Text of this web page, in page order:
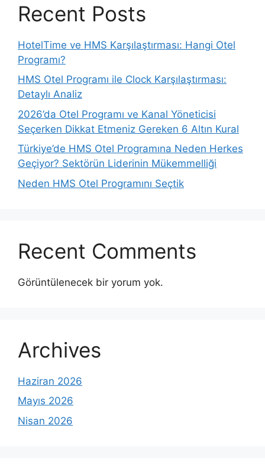
Recent Posts
HotelTime ve HMS Karşılaştırması: Hangi Otel
Programı?
HMS Otel Programı ile Clock Karşılaştırması:
Detaylı Analiz
2026’da Otel Programı ve Kanal Yöneticisi
Seçerken Dikkat Etmeniz Gereken 6 Altın Kural
Türkiye’de HMS Otel Programına Neden Herkes
Geçiyor? Sektörün Liderinin Mükemmelliği
Neden HMS Otel Programını Seçtik
Recent Comments
Görüntülenecek bir yorum yok.
Archives
Haziran 2026
Mayıs 2026
Nisan 2026